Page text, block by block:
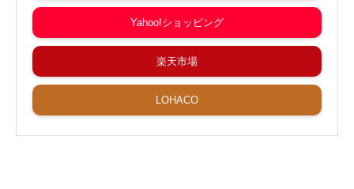
Yahoo!ショッピング
楽天市場
LOHACO